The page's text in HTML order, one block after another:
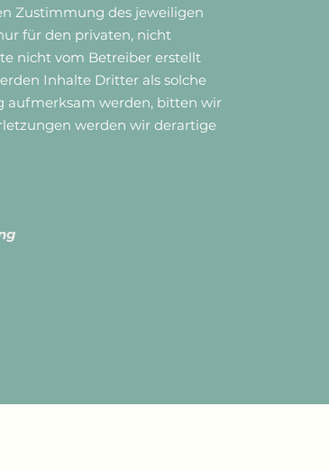
Zustimmung des jeweiligen
für den privaten, nicht
nicht vom Betreiber erstellt
Inhalte Dritter als solche
aufmerksam werden, bitten wir
werden wir derartige